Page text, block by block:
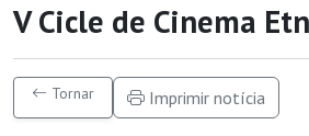
V Cicle de Cinema
Tornar Imprimir notícia